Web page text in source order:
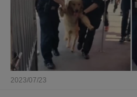
2023/07/23